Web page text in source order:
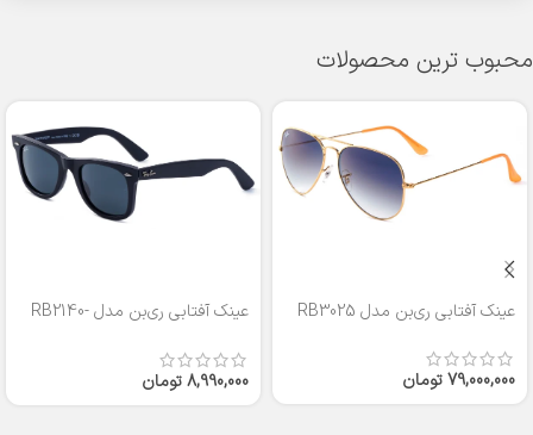
محبوب ترین محصولات
عینک آفتابی ری‌بن مدل RB3025
79,000,000تومان
عینک آفتابی ری‌بن مدل RB2140-
8,990,000تومان